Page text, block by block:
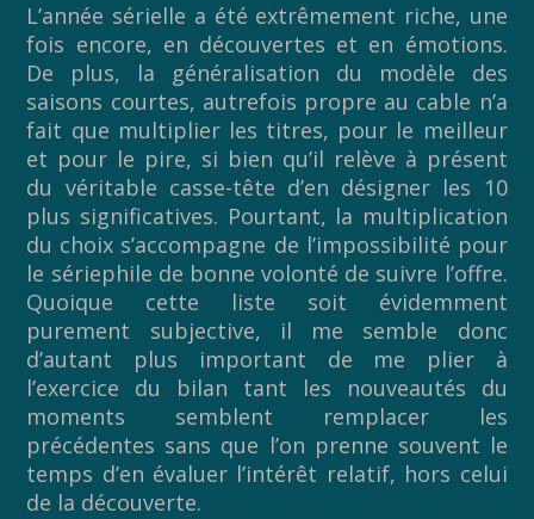
L’année sérielle a été extrêmement riche, une
fois encore, en découvertes et en émotions.
De plus, la généralisation du modèle des
saisons courtes, autrefois propre au cable n’a
fait que multiplier les titres, pour le meilleur
et pour le pire, si bien qu’il relève à présent
du véritable casse-tête d’en désigner les 10
plus significatives. Pourtant, la multiplication
du choix s’accompagne de l’impossibilité pour
le sériephile de bonne volonté de suivre l’offre.
Quoique cette liste soit évidemment
purement subjective, il me semble donc
d’autant plus important de me plier à
l’exercice du bilan tant les nouveautés du
moments semblent remplacer les
précédentes sans que l’on prenne souvent le
temps d’en évaluer l’intérêt relatif, hors celui
de la découverte.